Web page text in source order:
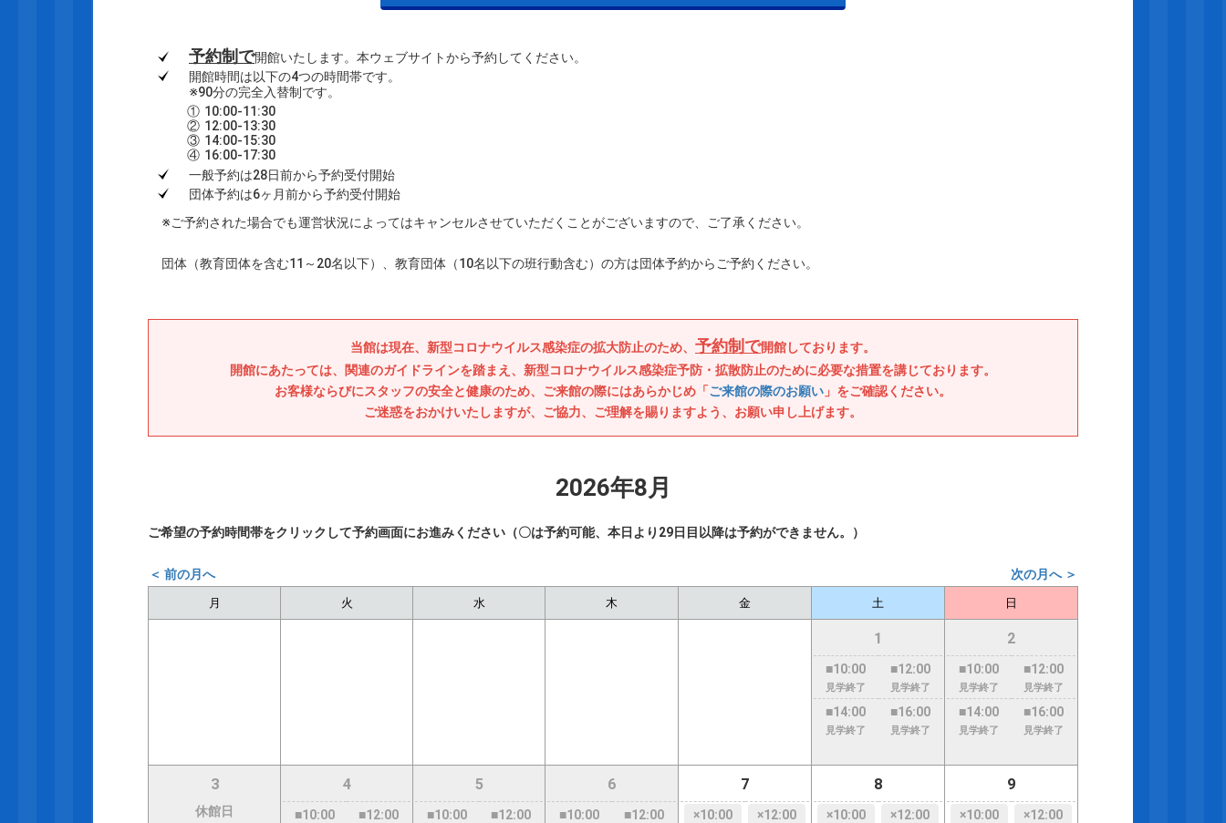
予約制で開館いたします。本ウェブサイトから予約してください。
開館時間は以下の4つの時間帯です。
※90分の完全入替制です。
① 10:00-11:30
② 12:00-13:30
③ 14:00-15:30
④ 16:00-17:30
一般予約は28日前から予約受付開始
団体予約は6ヶ月前から予約受付開始
※ご予約された場合でも運営状況によってはキャンセルさせていただくことがございますので、ご了承ください。
団体（教育団体を含む11～20名以下）、教育団体（10名以下の班行動含む）の方は団体予約からご予約ください。
当館は現在、新型コロナウイルス感染症の拡大防止のため、 予約制で開館しております。
開館にあたっては、関連のガイドラインを踏まえ、新型コロナウイルス感染症予防・拡散防止のために必要な措置を講じております。
お客様ならびにスタッフの安全と健康のため、ご来館の際にはあらかじめ「 ご来館の際のお願い 」をご確認ください。
ご迷惑をおかけいたしますが、ご協力、ご理解を賜りますよう、お願い申し上げます。
2026年8月
ご希望の予約時間帯をクリックして予約画面にお進みください（〇は予約可能、本日より29日目以降は予約ができません。）
＜ 前の月へ 次の月へ ＞
月 火 水 木 金 土 日
1
■10:00
見学終了
■12:00
見学終了
■14:00
見学終了
■16:00
見学終了
2
■10:00
見学終了
■12:00
見学終了
■14:00
見学終了
■16:00
見学終了
3
休館日
4
■10:00 ■12:00
5
■10:00 ■12:00
6
■10:00 ■12:00
7
×10:00 ×12:00
8
×10:00 ×12:00
9
×10:00 ×12:00